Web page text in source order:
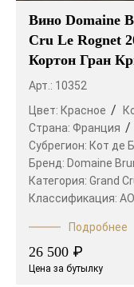
Вино Domaine
Cru Le Rognet
Кортон Гран
Арт.: 10352
Цвет: Красное
Страна: Франция
Субрегион: Кот де
Бренд: Domaine
Категория: Grand
Классификация:
Подробнее
26 500 ₽
Цена за бутылку